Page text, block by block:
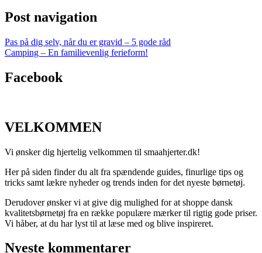
Post navigation
Pas på dig selv, når du er gravid – 5 gode råd
Camping – En familievenlig ferieform!
Facebook
VELKOMMEN
Vi ønsker dig hjertelig velkommen til smaahjerter.dk!
Her på siden finder du alt fra spændende guides, finurlige tips og
tricks samt lækre nyheder og trends inden for det nyeste børnetøj.
Derudover ønsker vi at give dig mulighed for at shoppe dansk
kvalitetsbørnetøj fra en række populære mærker til rigtig gode priser.
Vi håber, at du har lyst til at læse med og blive inspireret.
Nyeste kommentarer